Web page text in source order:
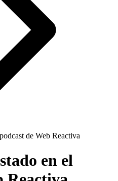
de Web Reactiva
en el